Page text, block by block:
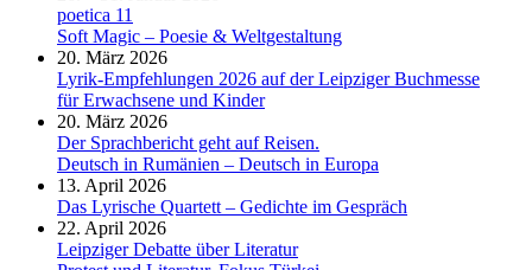
poetica 11
Soft Magic – Poesie & Weltgestaltung
20. März 2026
Lyrik-Empfehlungen 2026 auf der Leipziger Buchmesse
für Erwachsene und Kinder
20. März 2026
Der Sprachbericht geht auf Reisen.
Deutsch in Rumänien – Deutsch in Europa
13. April 2026
Das Lyrische Quartett – Gedichte im Gespräch
22. April 2026
Leipziger Debatte über Literatur